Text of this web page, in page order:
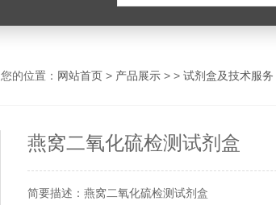
您的位置： 网站首页 > 产品展示 > > 试剂盒及技术服务
燕窝二氧化硫检测试剂盒
简要描述：燕窝二氧化硫检测试剂盒